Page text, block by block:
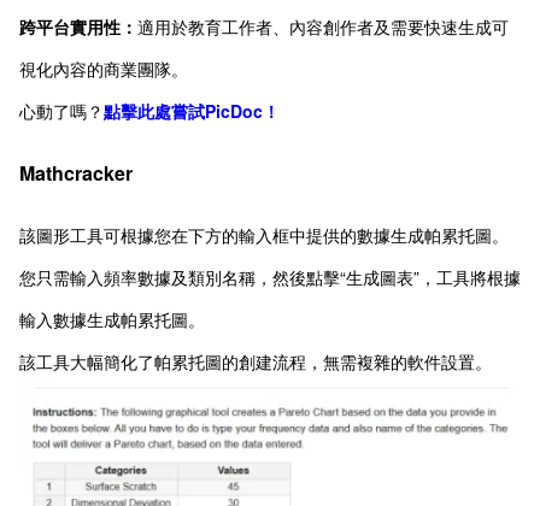
跨平台實用性： 適用於教育工作者、內容創作者及需要快速生成可
視化內容的商業團隊。
心動了嗎？點擊此處嘗試PicDoc！
Mathcracker
該圖形工具可根據您在下方的輸入框中提供的數據生成帕累托圖。
您只需輸入頻率數據及類別名稱，然後點擊“生成圖表”，工具將根據
輸入數據生成帕累托圖。
該工具大幅簡化了帕累托圖的創建流程，無需複雜的軟件設置。